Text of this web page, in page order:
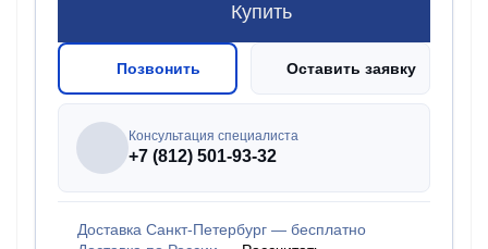
Купить
Позвонить Оставить заявку
Консультация специалиста
+7 (812) 501-93-32
Доставка Санкт-Петербург — бесплатно